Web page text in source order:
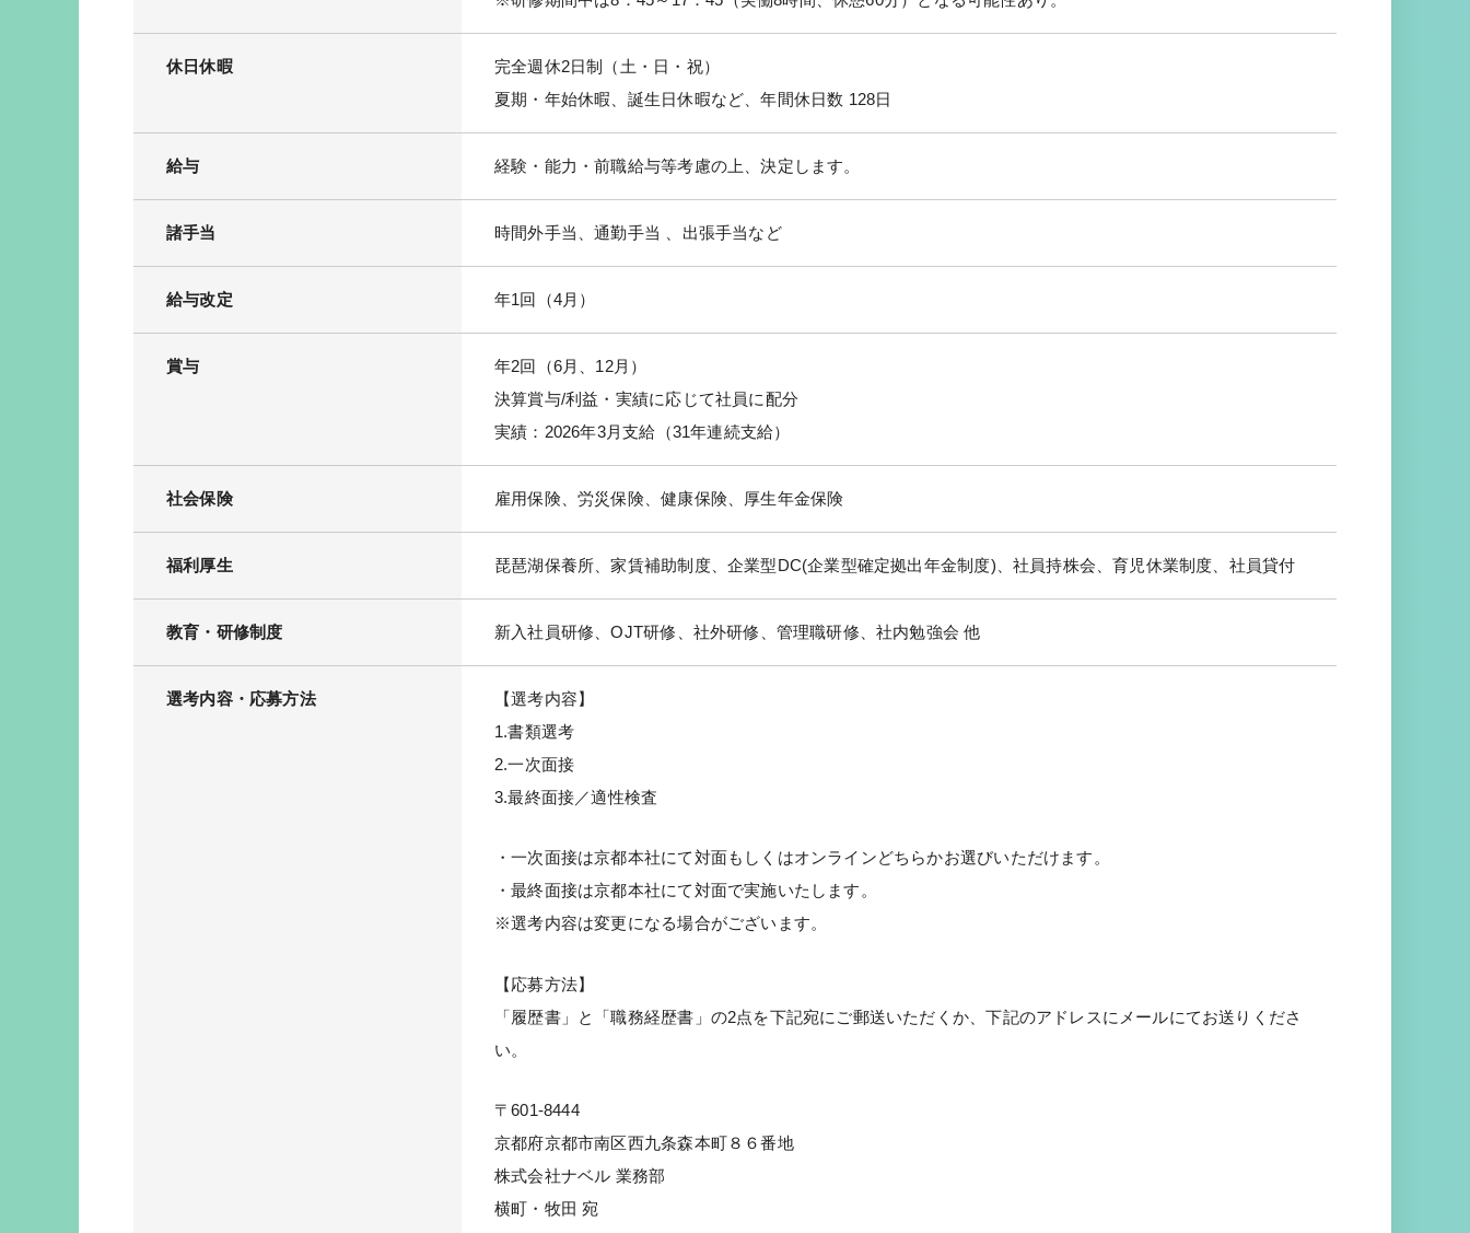
休日休暇
完全週休2日制（土・日・祝）
夏期・年始休暇、誕生日休暇など、年間休日数 128日
給与 経験・能力・前職給与等考慮の上、決定します。
諸手当 時間外手当、通勤手当 、出張手当など
給与改定 年1回（4月）
賞与
年2回（6月、12月）
決算賞与/利益・実績に応じて社員に配分
実績：2026年3月支給（31年連続支給）
社会保険 雇用保険、労災保険、健康保険、厚生年金保険
福利厚生 琵琶湖保養所、家賃補助制度、企業型DC(企業型確定拠出年金制度)、社員持株会、育児休業制度、社員貸付
教育・研修制度 新入社員研修、OJT研修、社外研修、管理職研修、社内勉強会 他
選考内容・応募方法
【選考内容】
1.書類選考
2.一次面接
3.最終面接／適性検査
・一次面接は京都本社にて対面もしくはオンラインどちらかお選びいただけます。
・最終面接は京都本社にて対面で実施いたします。
※選考内容は変更になる場合がございます。
【応募方法】
「履歴書」と「職務経歴書」の2点を下記宛にご郵送いただくか、下記のアドレスにメールにてお送りくださ
い。
〒601-8444
京都府京都市南区西九条森本町８６番地
株式会社ナベル 業務部
横町・牧田 宛